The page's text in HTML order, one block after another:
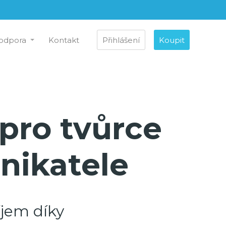
Kontakt Přihlášení Koupit
tvůrce
díky